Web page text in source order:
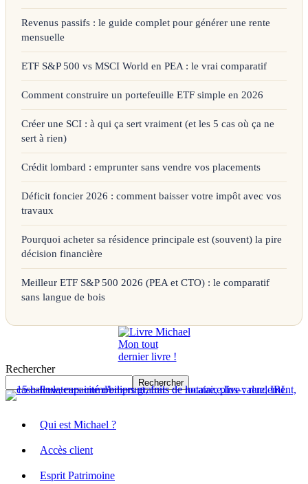
Revenus passifs : le guide complet pour générer une rente
mensuelle
ETF S&P 500 vs MSCI World en PEA : le vrai comparatif
Comment construire un portefeuille ETF simple en 2026
Créer une SCI : à qui ça sert vraiment (et les 5 cas où ça ne
sert à rien)
Crédit lombard : emprunter sans vendre vos placements
Déficit foncier 2026 : comment baisser votre impôt avec vos
travaux
Pourquoi acheter sa résidence principale est (souvent) la pire
décision financière
Meilleur ETF S&P 500 2026 (PEA et CTO) : le comparatif
sans langue de bois
Mon tout
dernier livre !
Rechercher
Rechercher
Qui est Michael ?
Accès client
Esprit Patrimoine